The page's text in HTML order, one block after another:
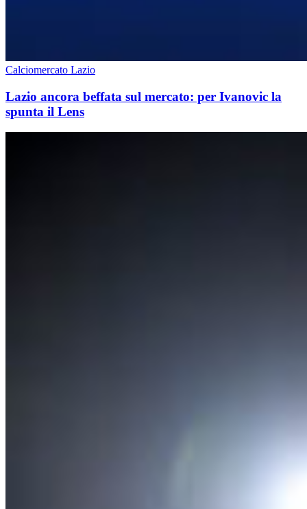
Calciomercato Lazio
Lazio ancora beffata sul mercato: per Ivanovic la
spunta il Lens